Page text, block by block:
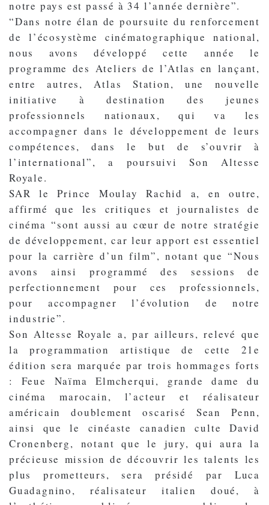
notre pays est passé à 34 l’année dernière”.
“Dans notre élan de poursuite du renforcement
de l’écosystème cinématographique national,
nous avons développé cette année le
programme des Ateliers de l’Atlas en lançant,
entre autres, Atlas Station, une nouvelle
initiative à destination des jeunes
professionnels nationaux, qui va les
accompagner dans le développement de leurs
compétences, dans le but de s’ouvrir à
l’international”, a poursuivi Son Altesse
Royale.
SAR le Prince Moulay Rachid a, en outre,
affirmé que les critiques et journalistes de
cinéma “sont aussi au cœur de notre stratégie
de développement, car leur apport est essentiel
pour la carrière d’un film”, notant que “Nous
avons ainsi programmé des sessions de
perfectionnement pour ces professionnels,
pour accompagner l’évolution de notre
industrie”.
Son Altesse Royale a, par ailleurs, relevé que
la programmation artistique de cette 21e
édition sera marquée par trois hommages forts
: Feue Naïma Elmcherqui, grande dame du
cinéma marocain, l’acteur et réalisateur
américain doublement oscarisé Sean Penn,
ainsi que le cinéaste canadien culte David
Cronenberg, notant que le jury, qui aura la
précieuse mission de découvrir les talents les
plus prometteurs, sera présidé par Luca
Guadagnino, réalisateur italien doué, à